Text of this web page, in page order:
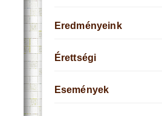
Eredményeink
Érettségi
Események